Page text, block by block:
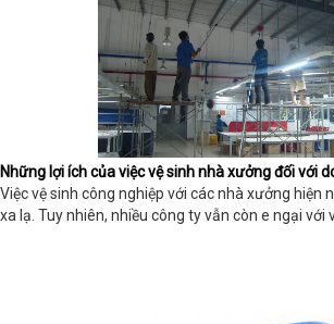
Những lợi ích của việc vệ sinh nhà xưởng đối với
Việc vệ sinh công nghiệp với các nhà xưởng hiện
xa lạ. Tuy nhiên, nhiều công ty vẫn còn e ngại với